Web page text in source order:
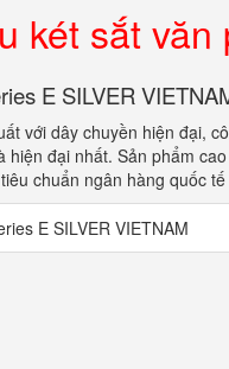
két sắt
E SILVER
với dây chuyền hiện đại,
hiện đại nhất. Sản phẩm
chuẩn ngân hàng quốc